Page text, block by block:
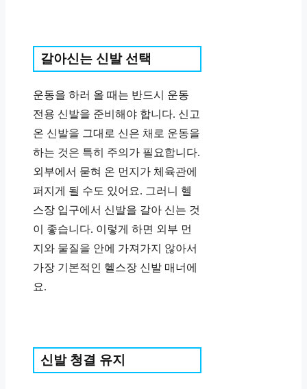
갈아신는 신발 선택
운동을 하러 올 때는 반드시 운동
전용 신발을 준비해야 합니다. 신고
온 신발을 그대로 신은 채로 운동을
하는 것은 특히 주의가 필요합니다.
외부에서 묻혀 온 먼지가 체육관에
퍼지게 될 수도 있어요. 그러니 헬
스장 입구에서 신발을 갈아 신는 것
이 좋습니다. 이렇게 하면 외부 먼
지와 물질을 안에 가져가지 않아서
가장 기본적인 헬스장 신발 매너에
요.
신발 청결 유지